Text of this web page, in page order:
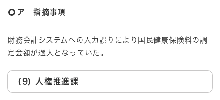
ア 指摘事項
財務会計システムへの入力誤りにより国民健康保険料の調
定金額が過大となっていた。
(9) 人権推進課